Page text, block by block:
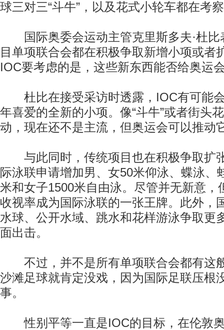
球三对三“斗牛”，以及花式小轮车都在考
国际奥委会运动主管克里斯多夫·杜比
目单项联合会都在积极争取新增小项或者
IOC要考虑的是，这些新东西能否给奥运
杜比在接受采访时透露，IOC有可能
年喜爱的全新的小项。像“斗牛”或者街头
动，现在还不是主流，但奥运会可以推动
与此同时，传统项目也在积极争取扩
际泳联申请增加男、女50米仰泳、蝶泳、
米和女子1500米自由泳。尽管并无新意，
收视率成为国际泳联的一张王牌。此外，
水球、公开水域、跳水和花样游泳争取更
面出击。
不过，并不是所有单项联合会都有这
沙滩足球就肯定没戏，因为国际足联压根
事。
性别平等一直是IOC的目标，在伦敦